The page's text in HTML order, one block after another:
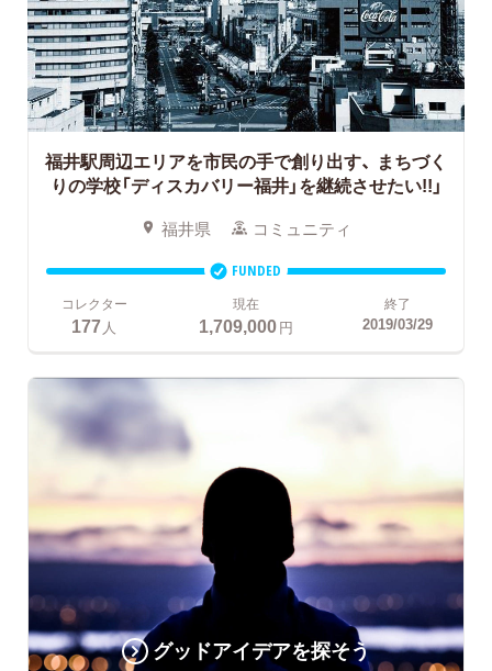
福井駅周辺エリアを市民の手で創り出す、 まちづく
りの学校「ディスカバリー福井」を継続させたい!!」
福井県 コミュニティ
FUNDED
コレクター
177 人
現在
1,709,000円
終了
2019/03/29
グッドアイデアを探そう